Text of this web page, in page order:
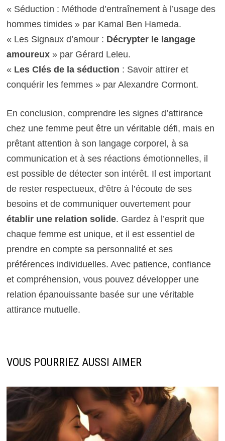
« Séduction : Méthode d’entraînement à l’usage des
hommes timides » par Kamal Ben Hameda.
« Les Signaux d’amour : Décrypter le langage
amoureux» par Gérard Leleu.
« Les Clés de la séduction : Savoir attirer et
conquérir les femmes » par Alexandre Cormont.
En conclusion, comprendre les signes d’attirance
chez une femme peut être un véritable défi, mais en
prêtant attention à son langage corporel, à sa
communication et à ses réactions émotionnelles, il
est possible de détecter son intérêt. Il est important
de rester respectueux, d’être à l’écoute de ses
besoins et de communiquer ouvertement pour
établir une relation solide. Gardez à l’esprit que
chaque femme est unique, et il est essentiel de
prendre en compte sa personnalité et ses
préférences individuelles. Avec patience, confiance
et compréhension, vous pouvez développer une
relation épanouissante basée sur une véritable
attirance mutuelle.
VOUS POURRIEZ AUSSI AIMER